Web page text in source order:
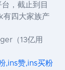
，截止到目
有四大家族产
（13亿用
,ins赞,ins买粉